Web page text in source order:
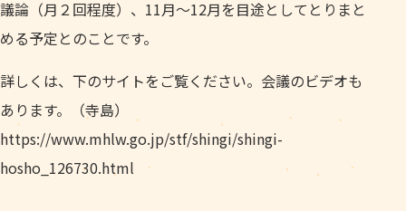
議論（月２回程度）、11月～12月を目途としてとりまと
める予定とのことです。
詳しくは、下のサイトをご覧ください。会議のビデオも
あります。（寺島）
https://www.mhlw.go.jp/stf/shingi/shingi-
hosho_126730.html